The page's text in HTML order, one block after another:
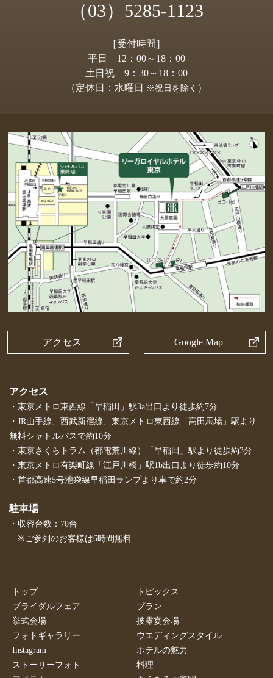
（03）5285-1123
［受付時間］
平日 12：00～18：00
土日祝 9：30～18：00
（定休日：水曜日
※祝日を除く ）
アクセス Google Map
アクセス
・東京メトロ東西線「早稲田」駅3a出口より徒歩約7分
・JR山手線、西武新宿線、東京メトロ東西線「高田馬場」駅より
無料シャトルバスで約10分
・東京さくらトラム（都電荒川線）「早稲田」駅より徒歩約3分
・東京メトロ有楽町線「江戸川橋」駅1b出口より徒歩約10分
・首都高速5号池袋線早稲田ランプより車で約2分
駐車場
・収容台数：70台
※ご参列のお客様は6時間無料
トップ
トピックス
ブライダルフェア
プラン
挙式会場
披露宴会場
フォトギャラリー
ウエディングスタイル
Instagram
ホテルの魅力
ストーリーフォト
料理